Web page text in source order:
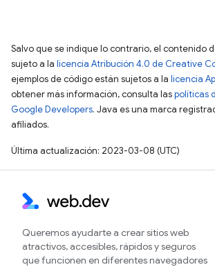
Salvo que se indique lo contrario, el contenido
sujeto a la licencia Atribución 4.0 de Creative
ejemplos de código están sujetos a la licencia
obtener más información, consulta laspolíticas
Google Developers. Java es una marca
afiliados.
Última actualización: 2023-03-08 (UTC)
Queremos ayudarte a crear sitios web
atractivos, accesibles, rápidos y seguros
que funcionen en diferentes navegadores